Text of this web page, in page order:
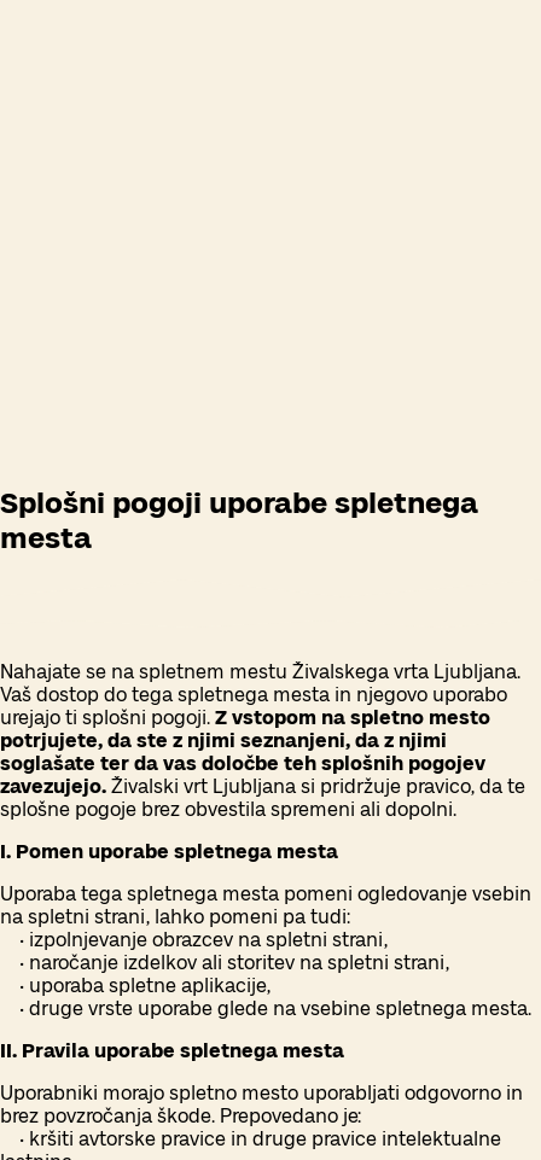
Splošni pogoji uporabe spletnega
mesta
Nahajate se na spletnem mestu Živalskega vrta Ljubljana.
Vaš dostop do tega spletnega mesta in njegovo uporabo
urejajo ti splošni pogoji. Z vstopom na spletno mesto
potrjujete, da ste z njimi seznanjeni, da z njimi
soglašate ter da vas določbe teh splošnih pogojev
zavezujejo. Živalski vrt Ljubljana si pridržuje pravico, da te
splošne pogoje brez obvestila spremeni ali dopolni.
I. Pomen uporabe spletnega mesta
Uporaba tega spletnega mesta pomeni ogledovanje vsebin
na spletni strani, lahko pomeni pa tudi:
• izpolnjevanje obrazcev na spletni strani,
• naročanje izdelkov ali storitev na spletni strani,
• uporaba spletne aplikacije,
• druge vrste uporabe glede na vsebine spletnega mesta.
II. Pravila uporabe spletnega mesta
Uporabniki morajo spletno mesto uporabljati odgovorno in
brez povzročanja škode. Prepovedano je:
• kršiti avtorske pravice in druge pravice intelektualne